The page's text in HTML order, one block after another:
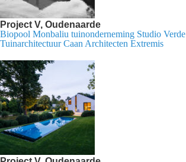
Project V, Oudenaarde
Biopool Monbaliu tuinonderneming Studio Verde
Tuinarchitectuur Caan Architecten Extremis